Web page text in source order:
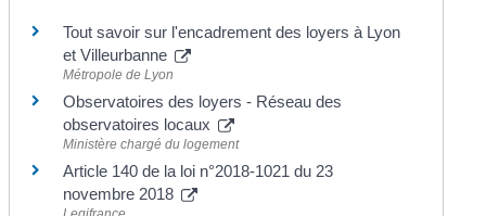
Tout savoir sur l'encadrement des loyers à Lyon
et Villeurbanne
Métropole de Lyon
Observatoires des loyers - Réseau des
observatoires locaux
Ministère chargé du logement
Article 140 de la loi n°2018-1021 du 23
novembre 2018